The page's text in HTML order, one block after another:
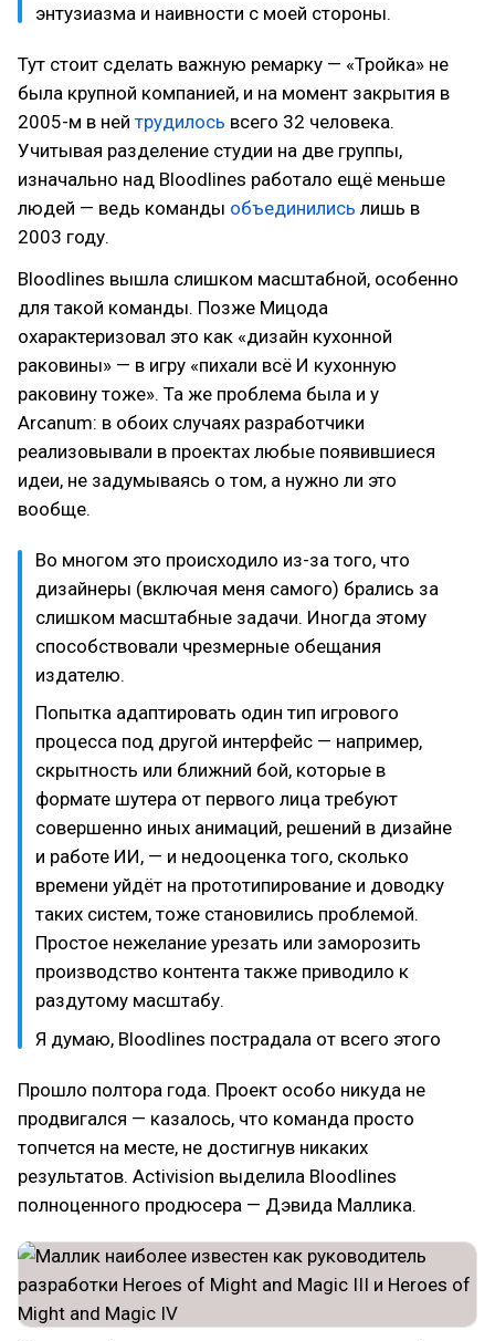
энтузиазма и наивности с моей стороны.
Тут стоит сделать важную ремарку — «Тройка» не
была крупной компанией, и на момент закрытия в
2005-м в ней трудилось всего 32 человека.
Учитывая разделение студии на две группы,
изначально над Bloodlines работало ещё меньше
людей — ведь команды объединились лишь в
2003 году.
Bloodlines вышла слишком масштабной, особенно
для такой команды. Позже Мицода
охарактеризовал это как «дизайн кухонной
раковины» — в игру «пихали всё И кухонную
раковину тоже». Та же проблема была и у
Arcanum: в обоих случаях разработчики
реализовывали в проектах любые появившиеся
идеи, не задумываясь о том, а нужно ли это
вообще.
Во многом это происходило из-за того, что
дизайнеры (включая меня самого) брались за
слишком масштабные задачи. Иногда этому
способствовали чрезмерные обещания
издателю.
Попытка адаптировать один тип игрового
процесса под другой интерфейс — например,
скрытность или ближний бой, которые в
формате шутера от первого лица требуют
совершенно иных анимаций, решений в дизайне
и работе ИИ, — и недооценка того, сколько
времени уйдёт на прототипирование и доводку
таких систем, тоже становились проблемой.
Простое нежелание урезать или заморозить
производство контента также приводило к
раздутому масштабу.
Я думаю, Bloodlines пострадала от всего этого
Прошло полтора года. Проект особо никуда не
продвигался — казалось, что команда просто
топчется на месте, не достигнув никаких
результатов. Activision выделила Bloodlines
полноценного продюсера — Дэвида Маллика.